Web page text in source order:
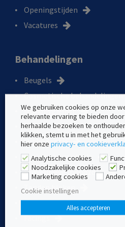
Openingstijden
Vacatures
Behandelingen
Beugels
Cosmetische behandelingen
Mondhygiënist
Kronen
Orthodontie
Periodieke controle
Preventieve mondzorg
Tanden bleken
Wortelkanaalbehandeling
Facings
We gebruiken cookies op onze
relevante ervaring te bieden
herhaalde bezoeken te
klikken, stemt u in met het
hier onze privacy- en
Analytische cookies
Noodzakelijke cookies
Marketing cookies
Cookie instellingen
Alles accepteren